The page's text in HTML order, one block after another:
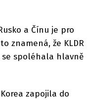
a Čínu je pro
znamená, že KLDR
se spoléhala hlavně
zapojila do